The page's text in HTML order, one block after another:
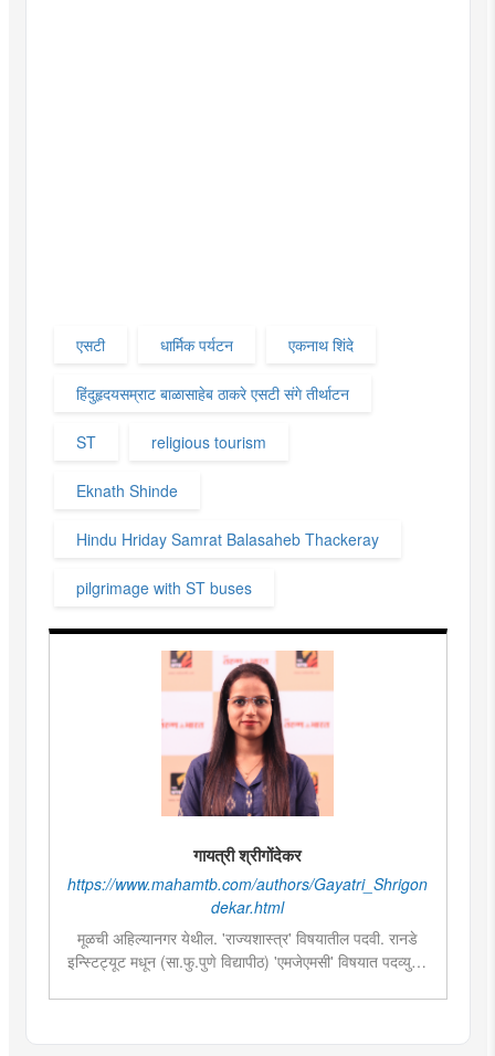
एसटी धार्मिक पर्यटन एकनाथ शिंदे
हिंदुहृदयसम्राट बाळासाहेब ठाकरे एसटी संगे तीर्थाटन
ST religious tourism
Eknath Shinde
Hindu Hriday Samrat Balasaheb Thackeray
pilgrimage with ST buses
गायत्री श्रीगोंदेकर
https://www.mahamtb.com/authors/Gayatri_Shrigon
dekar.html
मूळची अहिल्यानगर येथील. 'राज्यशास्त्र' विषयातील पदवी. रानडे
इन्स्टिट्यूट मधून (सा.फु.पुणे विद्यापीठ) 'एमजेएमसी' विषयात पदव्युत्तर
पदावर रुजू. सद्यस्थितीत 'इन्फ्रास्ट्रक्चर आणि डेव्हलपमेंट' विशेष